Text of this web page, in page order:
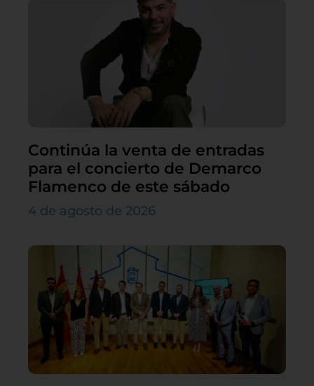
Continúa la venta de entradas
para el concierto de Demarco
Flamenco de este sábado
4 de agosto de 2026